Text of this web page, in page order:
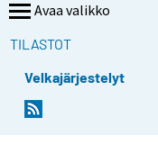
Avaa valikko
TILASTOT
Velkajärjestelyt